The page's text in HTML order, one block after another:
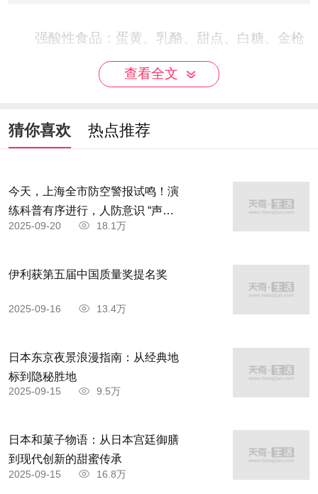
强酸性食品：蛋黄、乳酪、甜点、白糖、金枪
鱼、牛肉、面包、小麦。
鱼、巧克力、空心粉、葱。
强碱性食品：葡萄、茶叶、葡萄酒、海带、柑
中碱性食品：大豆、蕃茄、香蕉、草莓、蛋
白、梅干、柠檬、菠菜等。
弱碱性食品：红豆、苹果、甘蓝菜、豆腐、卷
心菜、油菜、梨、马铃薯。
查看全文
猜你喜欢 热点推荐
今天，上海全市防空警报试鸣！演
练科普有序进行，人防意识 “声入
人心”
2025-09-20 18.1万
伊利获第五届中国质量奖提名奖
2025-09-16 13.4万
日本东京夜景浪漫指南：从经典地
标到隐秘胜地
2025-09-15 9.5万
日本和菓子物语：从日本宫廷御膳
到现代创新的甜蜜传承
2025-09-15 16.8万